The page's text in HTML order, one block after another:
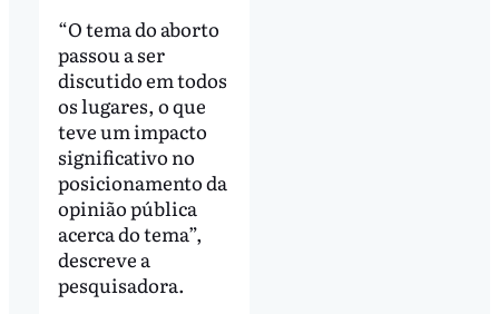
“O tema do aborto
passou a ser
discutido em todos
os lugares, o que
teve um impacto
significativo no
posicionamento da
opinião pública
acerca do tema”,
descreve a
pesquisadora.